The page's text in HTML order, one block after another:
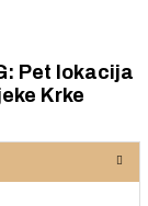
Pet lokacija
Krke